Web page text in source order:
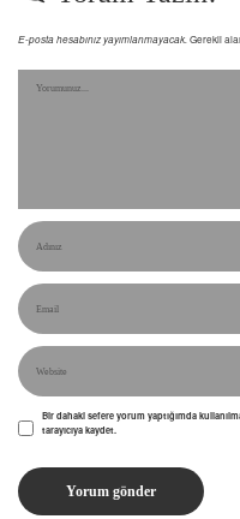
E-posta hesabınız yayımlanmayacak. Gerekli
Bir dahaki sefere yorum yaptığımda
tarayıcıya kaydet.